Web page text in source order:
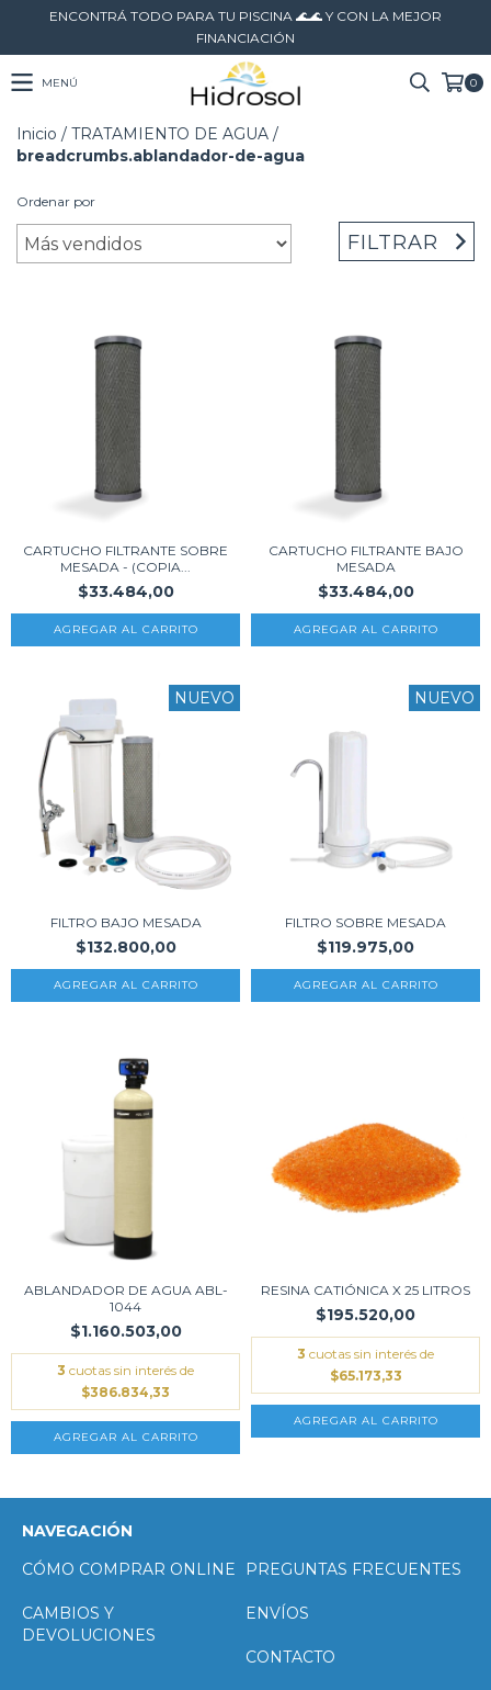
ENCONTRÁ TODO PARA TU PISCINA 🌊🌊 Y CON LA MEJOR
FINANCIACIÓN
MENÚ 0
Inicio / TRATAMIENTO DE AGUA /
breadcrumbs.ablandador-de-agua
Ordenar por
FILTRAR
CARTUCHO FILTRANTE SOBRE
MESADA - (COPIA...
$33.484,00
CARTUCHO FILTRANTE BAJO
MESADA
$33.484,00
NUEVO
FILTRO BAJO MESADA
$132.800,00
NUEVO
FILTRO SOBRE MESADA
$119.975,00
ABLANDADOR DE AGUA ABL-
1044
$1.160.503,00
3 cuotas sin interés de
$386.834,33
RESINA CATIÓNICA X 25 LITROS
$195.520,00
3 cuotas sin interés de
$65.173,33
NAVEGACIÓN
CÓMO COMPRAR ONLINE
PREGUNTAS FRECUENTES
CAMBIOS Y
DEVOLUCIONES
ENVÍOS
CONTACTO